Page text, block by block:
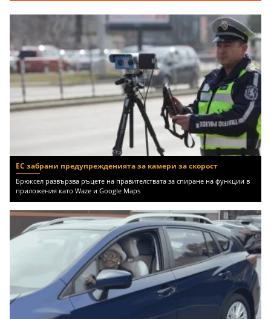
ЕС забрани предупрежденията за камери за скорост
Брюксел развързва ръцете на правителствата за спиране на функции в
приложения като Waze и Google Maps